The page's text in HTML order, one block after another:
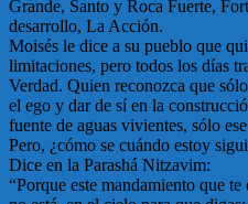
Grande, Santo y Roca Fuerte,
desarrollo, La Acción.
Moisés le dice a su pueblo que
limitaciones, pero todos los días
Verdad. Quien reconozca que
el ego y dar de sí en la
fuente de aguas vivientes, sólo
Pero, ¿cómo se cuándo estoy
Dice en la Parashá Nitzavim:
“Porque este mandamiento que